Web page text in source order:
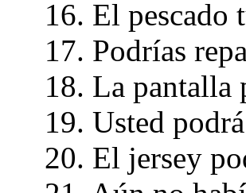
16. El pescado
17. Podrías
18. La pantalla
19. Usted
20. El jersey